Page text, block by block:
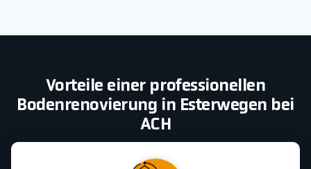
Vorteile einer professionellen
Bodenrenovierung in Esterwegen bei
ACH